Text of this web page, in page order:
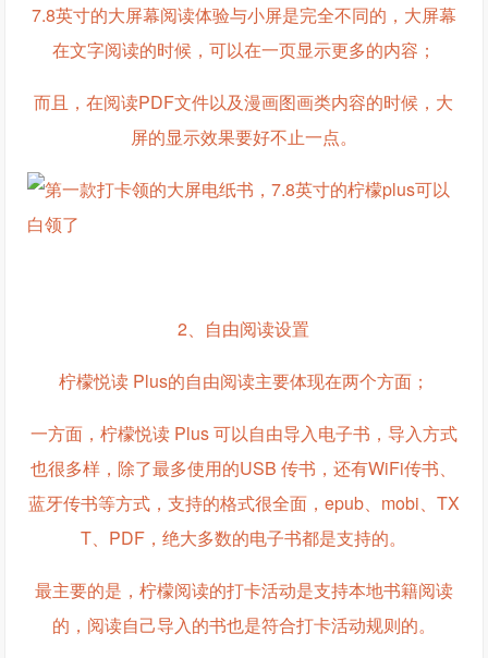
7.8英寸的大屏幕阅读体验与小屏是完全不同的，大屏幕
在文字阅读的时候，可以在一页显示更多的内容；
而且，在阅读PDF文件以及漫画图画类内容的时候，大
屏的显示效果要好不止一点。
2、自由阅读设置
柠檬悦读 Plus的自由阅读主要体现在两个方面；
一方面，柠檬悦读 Plus 可以自由导入电子书，导入方式
也很多样，除了最多使用的USB 传书，还有WiFi传书、
蓝牙传书等方式，支持的格式很全面，epub、mobi、TX
T、PDF，绝大多数的电子书都是支持的。
最主要的是，柠檬阅读的打卡活动是支持本地书籍阅读
的，阅读自己导入的书也是符合打卡活动规则的。